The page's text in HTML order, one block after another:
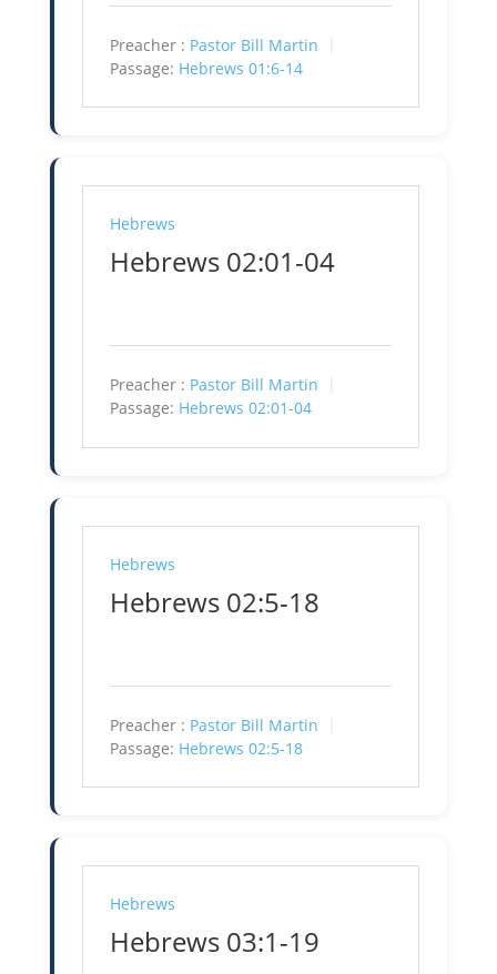
Preacher : Pastor Bill Martin
Passage: Hebrews 01:6-14
Hebrews
Hebrews 02:01-04
Preacher : Pastor Bill Martin
Passage: Hebrews 02:01-04
Hebrews
Hebrews 02:5-18
Preacher : Pastor Bill Martin
Passage: Hebrews 02:5-18
Hebrews
Hebrews 03:1-19